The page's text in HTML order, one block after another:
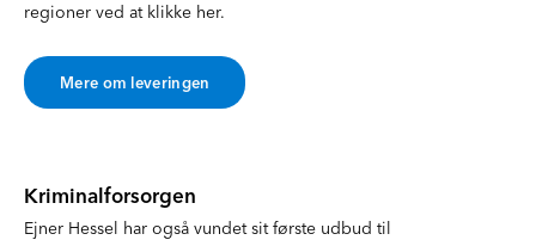
regioner ved at klikke her.
Mere om leveringen
Kriminalforsorgen
Ejner Hessel har også vundet sit første udbud til